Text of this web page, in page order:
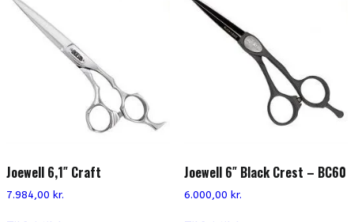
Joewell 6,1″ Craft
7.984,00 kr.
Joewell 6″ Black Crest – BC60
6.000,00 kr.